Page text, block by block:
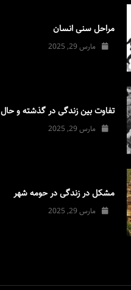
مراحل سنی انسان
مارس 29, 2025
تفاوت بین زندگی در گذشته و حال
مارس 29, 2025
مشکل در زندگی در حومه شهر
مارس 29, 2025